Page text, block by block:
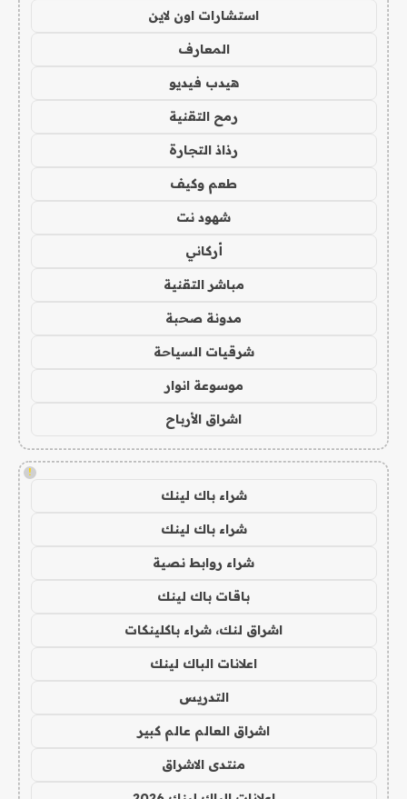
استشارات اون لاين
المعارف
هيدب فيديو
رمح التقنية
رذاذ التجارة
طعم وكيف
شهود نت
أركاني
مباشر التقنية
مدونة صحبة
شرقيات السياحة
موسوعة انوار
اشراق الأرباح
!
شراء باك لينك
شراء باك لينك
شراء روابط نصية
باقات باك لينك
اشراق لنك، شراء باكلينكات
اعلانات الباك لينك
التدريس
اشراق العالم عالم كبير
منتدى الاشراق